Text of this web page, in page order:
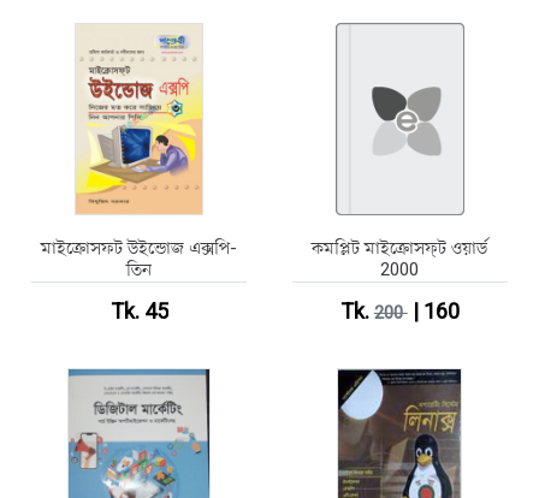
মাইক্রোসফট উইন্ডোজ এক্সপি-
তিন
Tk. 45
কমপ্লিট মাইক্রোসফ্‌ট ওয়ার্ড
2000
Tk.200| 160